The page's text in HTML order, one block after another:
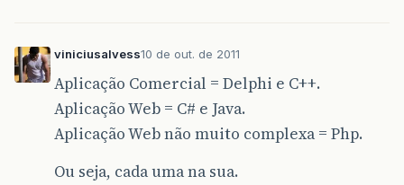
viniciusalvess10 de out. de 2011
Aplicação Comercial = Delphi e C++.
Aplicação Web = C# e Java.
Aplicação Web não muito complexa = Php.
Ou seja, cada uma na sua.